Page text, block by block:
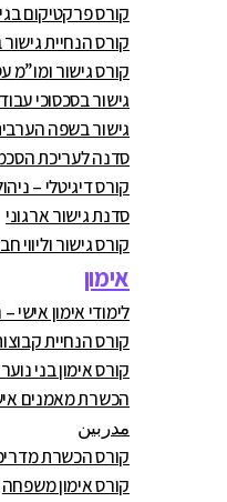
קורס פרקטיקום
קורס הנחיית גישור
קורס גישור ומו”מ
גישור בסכסוכי
גישור בשפה
סדנה לעריכת
קורס דיגיטלי –
סדנת גישור ארגוני
קורס גישור
אימון
לימודי אימון
קורס הנחיית
קורס אימון בני
הכשרת מאמנים
مدربين
קורס הכשרת
קורס אימון משפחה